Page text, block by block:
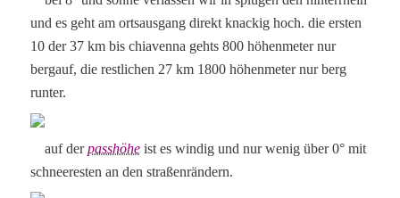
und es geht am ortsausgang direkt knackig hoch. die ersten
10 der 37 km bis chiavenna gehts 800 höhenmeter nur
bergauf, die restlichen 27 km 1800 höhenmeter nur berg
runter.
auf derpasshöhe ist es windig und nur wenig über 0° mit
schneeresten an den straßenrändern.